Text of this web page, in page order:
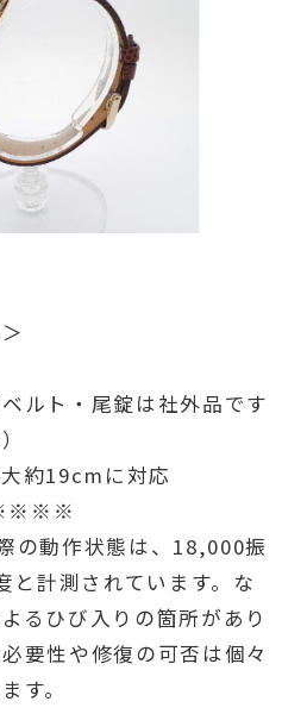
ルト・尾錠は社外品です
約19cmに対応
の動作状態は、18,000振
と計測されています。な
るひび入りの箇所があり
要性や修復の可否は個々
す。